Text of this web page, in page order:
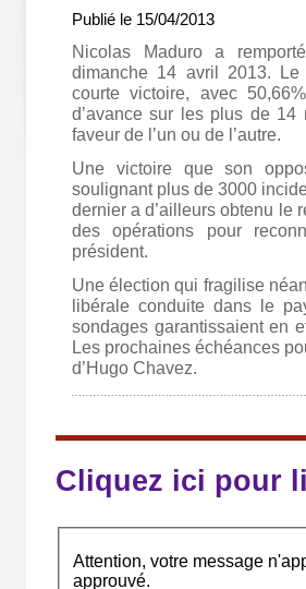
Publié le 15/04/2013
Nicolas Maduro a
dimanche 14 avril 2013. Le
courte victoire, avec
d’avance sur les plus de 14
faveur de l’un ou de l’autre.
Une victoire que son
soulignant plus de 3000
dernier a d’ailleurs obtenu le
des opérations pour
président.
Une élection qui fragilise
libérale conduite dans le
sondages garantissaient en
Les prochaines échéances
d’Hugo Chavez.
Cliquez ici pour
Attention, votre message
approuvé.